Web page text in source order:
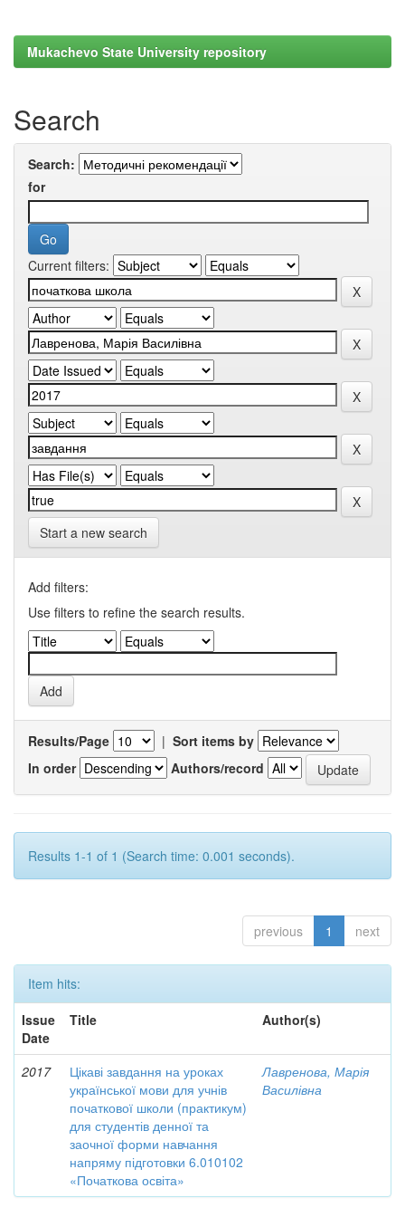
Mukachevo State University repository
Search
Search:
for
Current filters:
Start a new search
Add filters:
Use filters to refine the search results.
Results/Page | Sort items by
In order
Authors/record
Results 1-1 of 1 (Search time: 0.001 seconds).
previous 1 next
Item hits:
Issue
Date
Title Author(s)
2017
Цікаві завдання на уроках
української мови для учнів
початкової школи (практикум)
для студентів денної та
заочної форми навчання
напряму підготовки 6.010102
«Початкова освіта»
Лавренова, Марія
Василівна